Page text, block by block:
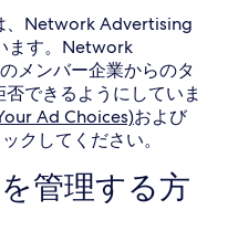
、Network Advertising
ます。Network
メンバー企業からのタ
できるようにしていま
Ad Choices)および
クしてください。
管理する方